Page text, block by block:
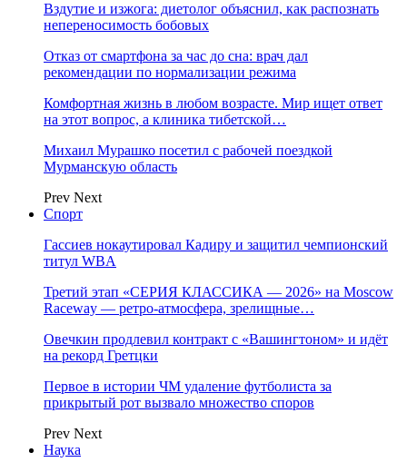
Вздутие и изжога: диетолог объяснил, как распознать
непереносимость бобовых
Отказ от смартфона за час до сна: врач дал
рекомендации по нормализации режима
Комфортная жизнь в любом возрасте. Мир ищет ответ
на этот вопрос, а клиника тибетской…
Михаил Мурашко посетил с рабочей поездкой
Мурманскую область
Prev Next
Спорт
Гассиев нокаутировал Кадиру и защитил чемпионский
титул WBA
Третий этап «СЕРИЯ КЛАССИКА — 2026» на Moscow
Raceway — ретро‑атмосфера, зрелищные…
Овечкин продлевил контракт с «Вашингтоном» и идёт
на рекорд Гретцки
Первое в истории ЧМ удаление футболиста за
прикрытый рот вызвало множество споров
Prev Next
Наука